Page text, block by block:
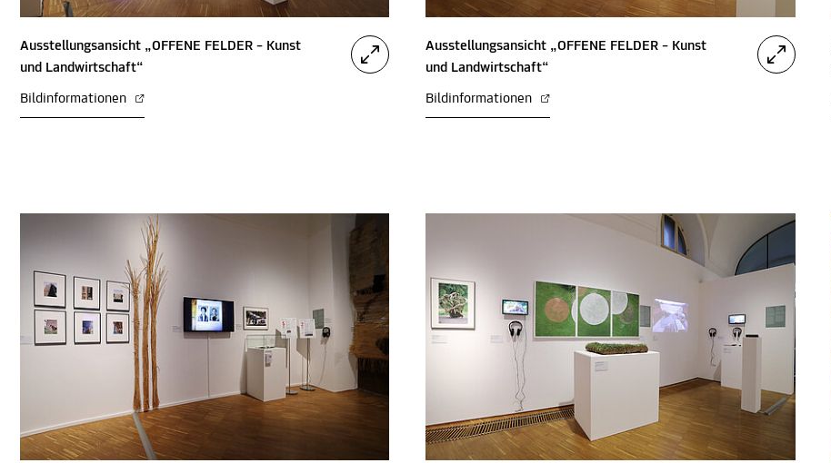
Ausstellungsansicht „OFFENE FELDER – Kunst
und Landwirtschaft“
Bildinformationen
Ausstellungsansicht „OFFENE FELDER – Kunst
und Landwirtschaft“
Bildinformationen